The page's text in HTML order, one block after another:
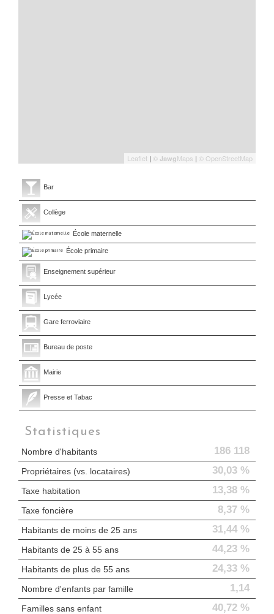
Leaflet | © JawgMaps | © OpenStreetMap
Bar
Collège
École maternelle
École primaire
Enseignement supérieur
Lycée
Gare ferroviaire
Bureau de poste
Mairie
Presse et Tabac
Statistiques
Nombre d'habitants 186 118
Propriétaires (vs. locataires) 30,03 %
Taxe habitation 13,38 %
Taxe foncière 8,37 %
Habitants de moins de 25 ans 31,44 %
Habitants de 25 à 55 ans 44,23 %
Habitants de plus de 55 ans 24,33 %
Nombre d'enfants par famille 1,14
Familles sans enfant 40,72 %